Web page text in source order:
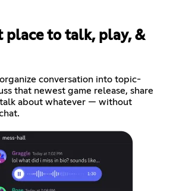
place to talk, play, &
conversation into topic-
that newest game release, share
about whatever — without